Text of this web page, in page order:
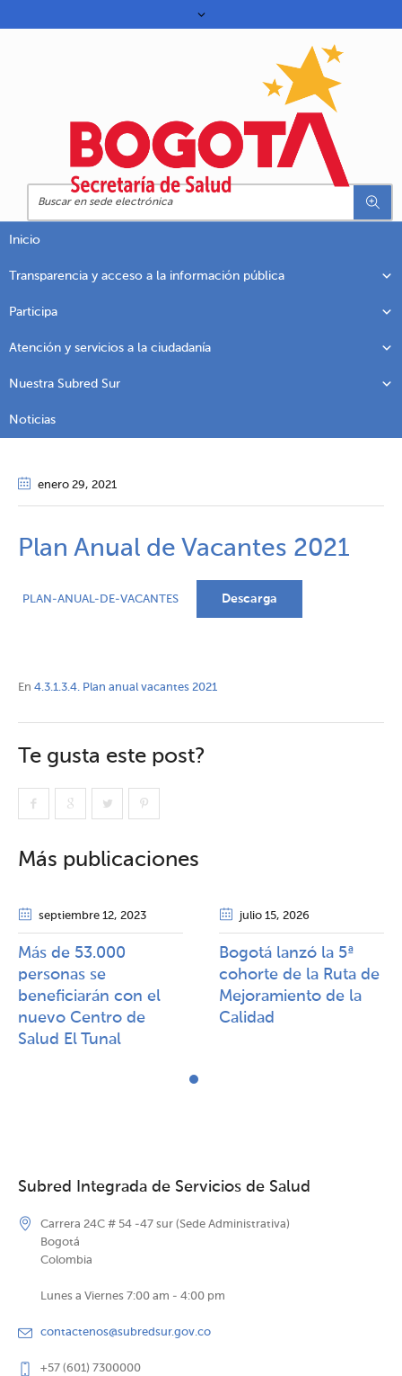
Inicio
Transparencia y acceso a la información pública
Participa
Atención y servicios a la ciudadanía
Nuestra Subred Sur
Noticias
enero 29, 2021
Plan Anual de Vacantes 2021
PLAN-ANUAL-DE-VACANTES Descarga
En 4.3.1.3.4. Plan anual vacantes 2021
Te gusta este post?
Más publicaciones
septiembre 12, 2023
Más de 53.000
personas se
beneficiarán con el
nuevo Centro de
Salud El Tunal
julio 15, 2026
Bogotá lanzó la 5ª
cohorte de la Ruta de
Mejoramiento de la
Calidad​​
Subred Integrada de Servicios de Salud
Carrera 24C # 54 -47 sur (Sede Administrativa)
Bogotá
Colombia
Lunes a Viernes 7:00 am - 4:00 pm
contactenos@subredsur.gov.co
+57 (601) 7300000